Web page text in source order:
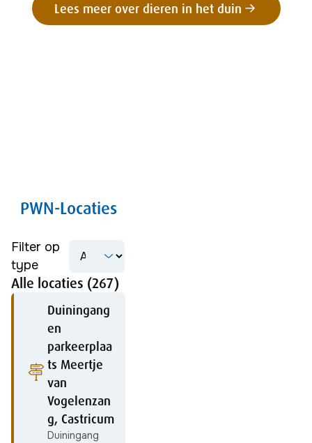
Lees meer over dieren in het duin
PWN-Locaties
Filter op
type
Alle locaties (267)
Duiningang
en
parkeerplaa
ts Meertje
van
Vogelenzan
g, Castricum
Duiningang